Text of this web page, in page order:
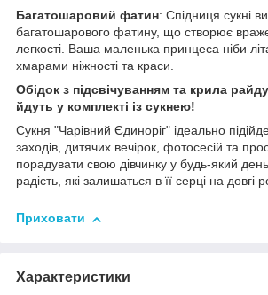
Багатошаровий фатин: Спідниця сукні
багатошарового фатину, що створює
легкості. Ваша маленька принцеса ніби
хмарами ніжності та краси.
Обідок з підсвічуванням та крила
йдуть у комплекті із сукнею!
Сукня "Чарівний Єдиноріг" ідеально
заходів, дитячих вечірок, фотосесій та
порадувати свою дівчинку у будь-який
радість, які залишаться в її серці на довгі
Приховати
Характеристики